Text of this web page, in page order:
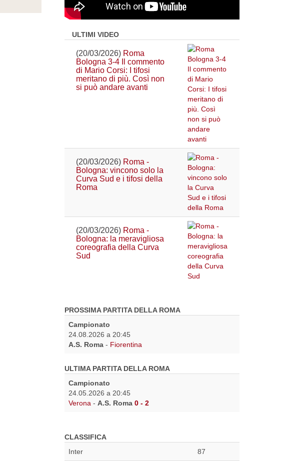
ULTIMI VIDEO
(20/03/2026) Roma
Bologna 3-4 Il commento
di Mario Corsi: I tifosi
meritano di più. Così non
si può andare avanti
(20/03/2026) Roma -
Bologna: vincono solo la
Curva Sud e i tifosi della
Roma
(20/03/2026) Roma -
Bologna: la meravigliosa
coreografia della Curva
Sud
PROSSIMA PARTITA DELLA ROMA
Campionato
24.08.2026 a 20:45
A.S. Roma - Fiorentina
ULTIMA PARTITA DELLA ROMA
Campionato
24.05.2026 a 20:45
Verona - A.S. Roma 0 - 2
CLASSIFICA
Inter
87